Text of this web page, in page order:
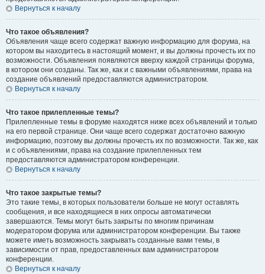
Вернуться к началу
Что такое объявления?
Объявления чаще всего содержат важную информацию для форума, на
котором вы находитесь в настоящий момент, и вы должны прочесть их по
возможности. Объявления появляются вверху каждой страницы форума,
в котором они созданы. Так же, как и с важными объявлениями, права на
создание объявлений предоставляются администратором.
Вернуться к началу
Что такое прилепленные темы?
Прилепленные темы в форуме находятся ниже всех объявлений и только
на его первой странице. Они чаще всего содержат достаточно важную
информацию, поэтому вы должны прочесть их по возможности. Так же, как
и с объявлениями, права на создание прилепленных тем
предоставляются администратором конференции.
Вернуться к началу
Что такое закрытые темы?
Это такие темы, в которых пользователи больше не могут оставлять
сообщения, и все находящиеся в них опросы автоматически
завершаются. Темы могут быть закрыты по многим причинам
модератором форума или администратором конференции. Вы также
можете иметь возможность закрывать созданные вами темы, в
зависимости от прав, предоставленных вам администратором
конференции.
Вернуться к началу